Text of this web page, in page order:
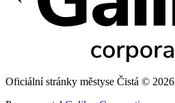
Oficiální stránky městyse Čistá © 2026